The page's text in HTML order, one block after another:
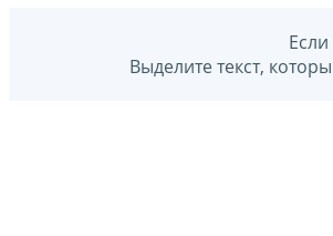
Выделите текст,